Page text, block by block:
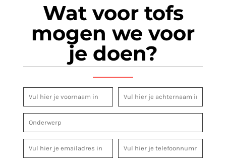
Wat voor tofs
mogen we voor
je doen?